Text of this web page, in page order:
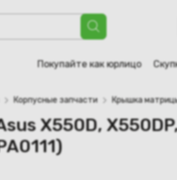
Покупайте как юрлицо
R510DP, F550D, F550DP, K550D,
Корпусные запчасти Крышка
X550D,